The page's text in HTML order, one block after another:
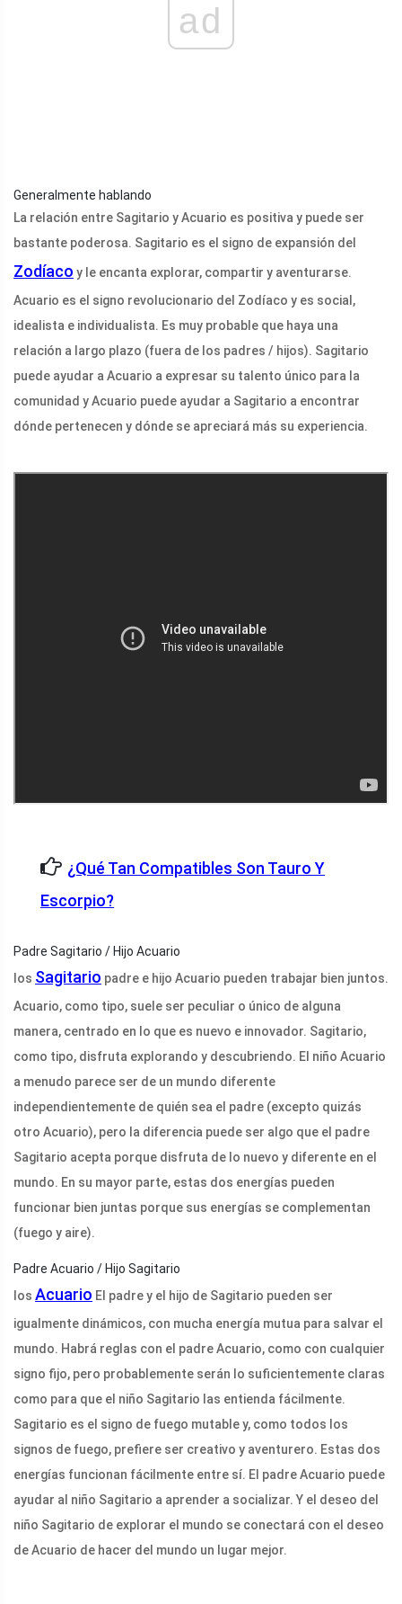
ad
Generalmente hablando
La relación entre Sagitario y Acuario es positiva y puede ser
bastante poderosa. Sagitario es el signo de expansión del
Zodíaco y le encanta explorar, compartir y aventurarse.
Acuario es el signo revolucionario del Zodíaco y es social,
idealista e individualista. Es muy probable que haya una
relación a largo plazo (fuera de los padres / hijos). Sagitario
puede ayudar a Acuario a expresar su talento único para la
comunidad y Acuario puede ayudar a Sagitario a encontrar
dónde pertenecen y dónde se apreciará más su experiencia.
¿Qué Tan Compatibles Son Tauro Y
Escorpio?
Padre Sagitario / Hijo Acuario
los Sagitario padre e hijo Acuario pueden trabajar bien juntos.
Acuario, como tipo, suele ser peculiar o único de alguna
manera, centrado en lo que es nuevo e innovador. Sagitario,
como tipo, disfruta explorando y descubriendo. El niño Acuario
a menudo parece ser de un mundo diferente
independientemente de quién sea el padre (excepto quizás
otro Acuario), pero la diferencia puede ser algo que el padre
Sagitario acepta porque disfruta de lo nuevo y diferente en el
mundo. En su mayor parte, estas dos energías pueden
funcionar bien juntas porque sus energías se complementan
(fuego y aire).
Padre Acuario / Hijo Sagitario
los Acuario El padre y el hijo de Sagitario pueden ser
igualmente dinámicos, con mucha energía mutua para salvar el
mundo. Habrá reglas con el padre Acuario, como con cualquier
signo fijo, pero probablemente serán lo suficientemente claras
como para que el niño Sagitario las entienda fácilmente.
Sagitario es el signo de fuego mutable y, como todos los
signos de fuego, prefiere ser creativo y aventurero. Estas dos
energías funcionan fácilmente entre sí. El padre Acuario puede
ayudar al niño Sagitario a aprender a socializar. Y el deseo del
niño Sagitario de explorar el mundo se conectará con el deseo
de Acuario de hacer del mundo un lugar mejor.